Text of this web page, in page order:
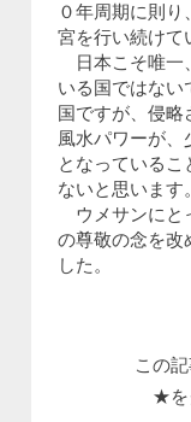
０年周期に則
宮を行い続けて
日本こそ唯一
いる国ではな
国ですが、侵略
風水パワーが、
となっている
ないと思います。
ウメサンにと
の尊敬の念を改
した。
この
★を